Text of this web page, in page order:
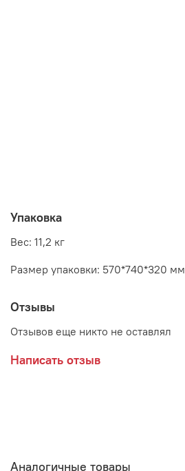
Упаковка
Вес: 11,2 кг
Размер упаковки: 570*740*320 мм
Отзывы
Отзывов еще никто не оставлял
Написать отзыв
Аналогичные товары